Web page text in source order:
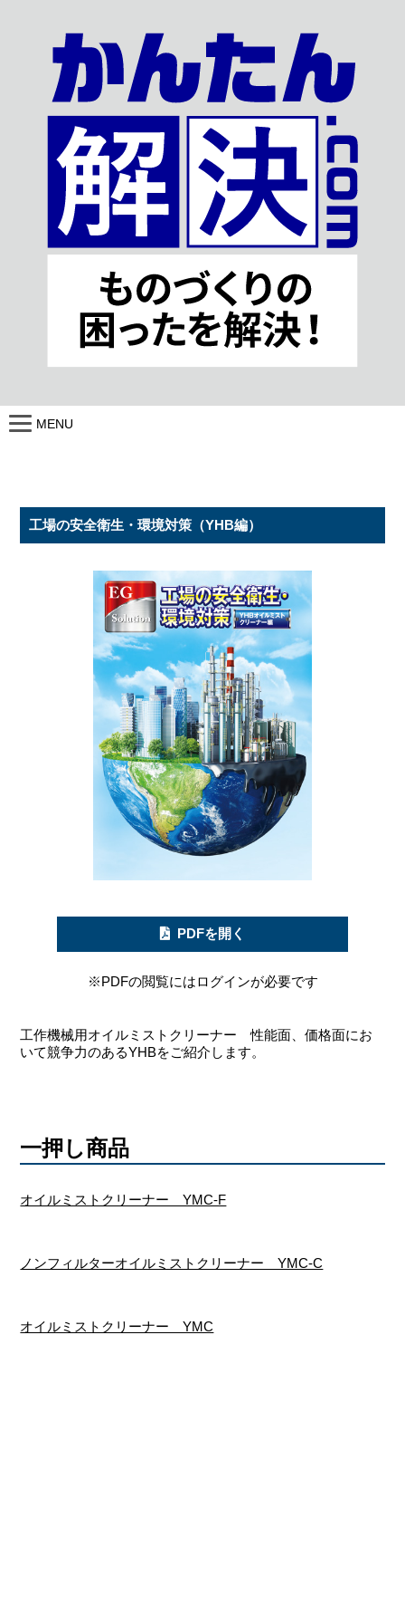
MENU
工場の安全衛生・環境対策（YHB編）
PDFを開く
※PDFの閲覧にはログインが必要です
工作機械用オイルミストクリーナー 性能面、価格面にお
いて競争力のあるYHBをご紹介します。
一押し商品
オイルミストクリーナー YMC-F
ノンフィルターオイルミストクリーナー YMC-C
オイルミストクリーナー YMC